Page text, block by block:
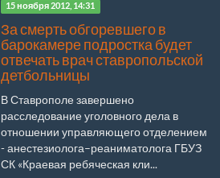
15 ноября 2012, 14:31
За смерть обгоревшего в
барокамере подростка будет
отвечать врач ставропольской
детбольницы
В Ставрополе завершено
расследование уголовного дела в
отношении управляющего отделением
- анестезиолога–реаниматолога ГБУЗ
СК «Краевая ребяческая кли...